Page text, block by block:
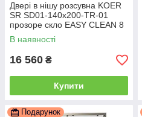
Двері в нішу розсувна KOER
SR SD01-140x200-TR-01
прозоре скло EASY CLEAN 8
мм хром (KR5380)
В наявності
16 560 ₴
Купити
Подарунок